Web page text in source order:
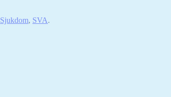
Sjukdom, SVA.